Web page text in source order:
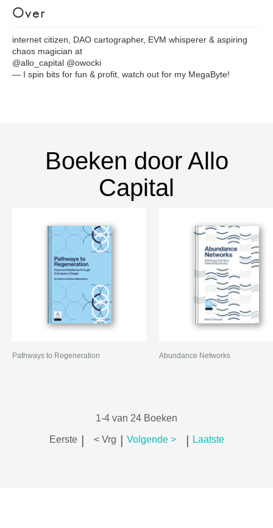
Over
internet citizen, DAO cartographer, EVM whisperer & aspiring
chaos magician at
@allo_capital @owocki
— I spin bits for fun & profit, watch out for my MegaByte!
Boeken door Allo
Capital
Pathways to Regeneration Abundance Networks
1-4 van 24 Boeken
Eerste | < Vrg | Volgende > | Laatste